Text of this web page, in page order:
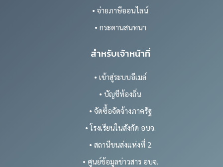
• จ่ายภาษีออนไลน์
• กระดานสนทนา
สำหรับเจ้าหน้าที่
• เข้าสู่ระบบอีเมล์
• บัญชีท้องถิ่น
• จัดซื้อจัดจ้างภาครัฐ
• โรงเรียนในสังกัด อบจ.
• สถานีขนส่งแห่งที่ 2
• ศูนย์ข้อมูลข่าวสาร อบจ.